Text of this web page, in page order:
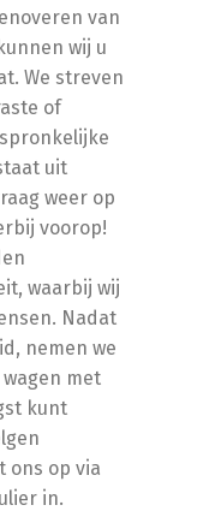
van
wij u
We streven
of
uit
weer op
voorop!
waarbij wij
Nadat
nemen we
met
kunt
ons op via
in.